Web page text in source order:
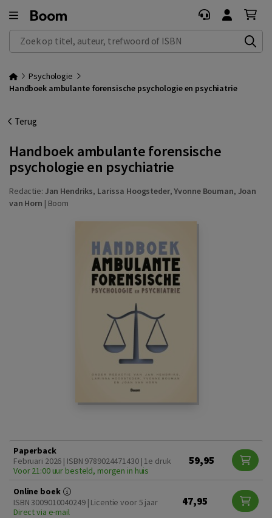
Zoek op titel, auteur, trefwoord of ISBN
Psychologie
Handboek ambulante forensische psychologie en psychiatrie
Terug
Handboek ambulante forensische
psychologie en psychiatrie
Redactie: Jan Hendriks, Larissa Hoogsteder,Yvonne Bouman, Joan
van Horn | Boom
Paperback
Februari 2026 | ISBN 9789024471430 | 1e druk
Voor 21:00 uur besteld, morgen in huis
59,95
Online boek
ISBN 3009010040249 | Licentie voor 5 jaar
Direct via e-mail
47,95